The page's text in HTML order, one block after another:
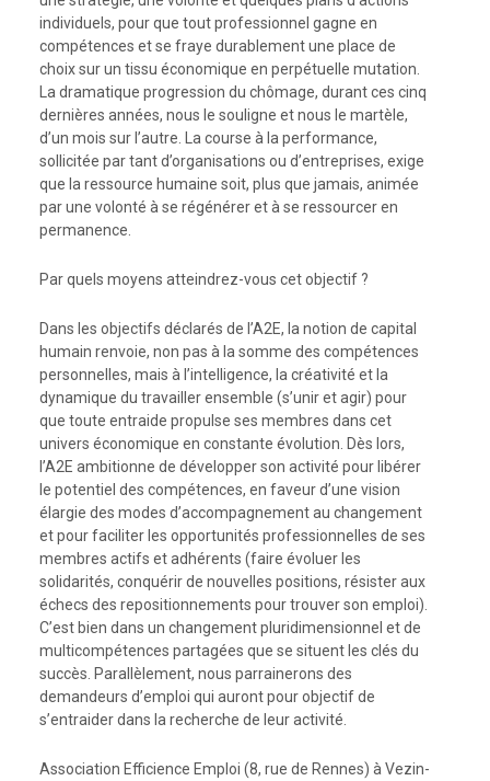
individuels, pour que tout professionnel gagne en
compétences et se fraye durablement une place de
choix sur un tissu économique en perpétuelle mutation.
La dramatique progression du chômage, durant ces cinq
dernières années, nous le souligne et nous le martèle,
d’un mois sur l’autre. La course à la performance,
sollicitée par tant d’organisations ou d’entreprises, exige
que la ressource humaine soit, plus que jamais, animée
par une volonté à se régénérer et à se ressourcer en
permanence.
Par quels moyens atteindrez-vous cet objectif ?
Dans les objectifs déclarés de l’A2E, la notion de capital
humain renvoie, non pas à la somme des compétences
personnelles, mais à l’intelligence, la créativité et la
dynamique du travailler ensemble (s’unir et agir) pour
que toute entraide propulse ses membres dans cet
univers économique en constante évolution. Dès lors,
l’A2E ambitionne de développer son activité pour libérer
le potentiel des compétences, en faveur d’une vision
élargie des modes d’accompagnement au changement
et pour faciliter les opportunités professionnelles de ses
membres actifs et adhérents (faire évoluer les
solidarités, conquérir de nouvelles positions, résister aux
échecs des repositionnements pour trouver son emploi).
C’est bien dans un changement pluridimensionnel et de
multicompétences partagées que se situent les clés du
succès. Parallèlement, nous parrainerons des
demandeurs d’emploi qui auront pour objectif de
s’entraider dans la recherche de leur activité.
Association Efficience Emploi (8, rue de Rennes) à Vezin-